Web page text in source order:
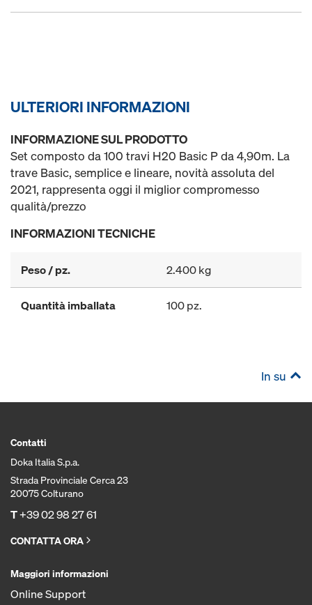
ULTERIORI INFORMAZIONI
INFORMAZIONE SUL PRODOTTO
Set composto da 100 travi H20 Basic P da 4,90m. La
trave Basic, semplice e lineare, novità assoluta del
2021, rappresenta oggi il miglior compromesso
qualità/prezzo
INFORMAZIONI TECNICHE
Peso / pz. 2.400 kg
Quantità imballata 100 pz.
In su
Contatti
Doka Italia S.p.a.
Strada Provinciale Cerca 23
20075 Colturano
T+39 02 98 27 61
CONTATTA ORA
Maggiori informazioni
Online Support